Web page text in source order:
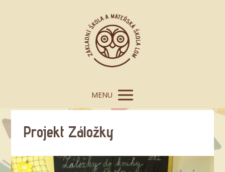
MENU
Projekt Záložky